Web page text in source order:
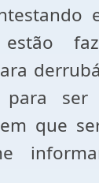
para ser
que ser